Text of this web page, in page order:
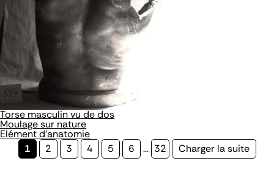
Torse masculin vu de dos
Moulage sur nature
Elément d'anatomie
Page
1 Page
2 Page
3 Page
4 Page
5 Page
6 … Page
32
Page
Charger la suite